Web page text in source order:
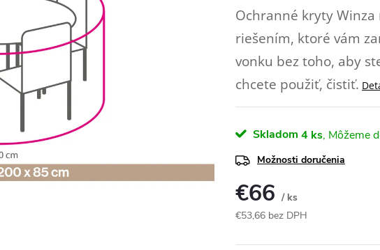
Ochranné kryty
riešením, ktoré vám
vonku bez toho, aby
chcete použiť, čistiť.
Skladom 4 ks
Možnosti doručenia
€66 / ks
€53,66 bez DPH